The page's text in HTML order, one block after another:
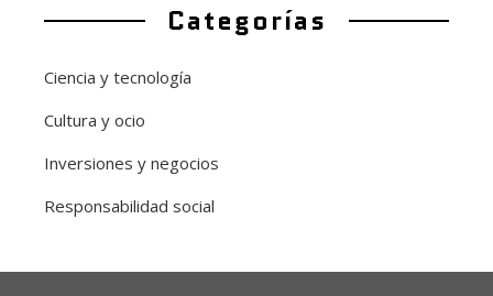
Categorías
Ciencia y tecnología
Cultura y ocio
Inversiones y negocios
Responsabilidad social